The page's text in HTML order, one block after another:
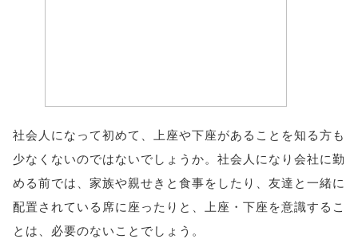
社会人になって初めて、上座や下座があることを知る方も
少なくないのではないでしょうか。社会人になり会社に勤
める前では、家族や親せきと食事をしたり、友達と一緒に
配置されている席に座ったりと、上座・下座を意識するこ
とは、必要のないことでしょう。